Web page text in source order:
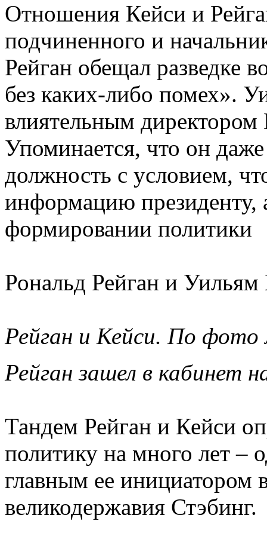
Отношения Кейси и
подчиненного и
Рейган обещал разведке
без каких-либо помех».
влиятельным
Упоминается, что он даже
должность с условием,
информацию президенту,
формировании политики
Рональд Рейган и
Рейган и Кейси. По
Рейган зашел в кабинет
Тандем Рейган и Кейси
политику на много лет –
главным ее инициатором
великодержавия Стэбинг.